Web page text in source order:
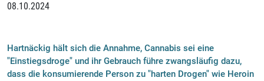
08.10.2024
Hartnäckig hält sich die Annahme, Cannabis sei eine
"Einstiegsdroge" und ihr Gebrauch führe zwangsläufig dazu,
dass die konsumierende Person zu "harten Drogen" wie Heroin